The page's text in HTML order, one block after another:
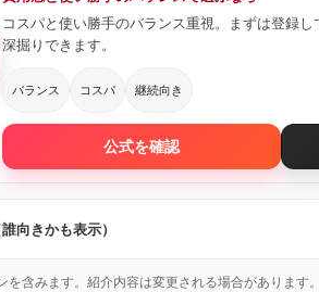
コスパと使い勝手のバランス重視。まずは登録
深掘りできます。
バランス コスパ 継続向き
公式を確認
向きかも表示）
を含みます。紹介内容は変更される場合があります